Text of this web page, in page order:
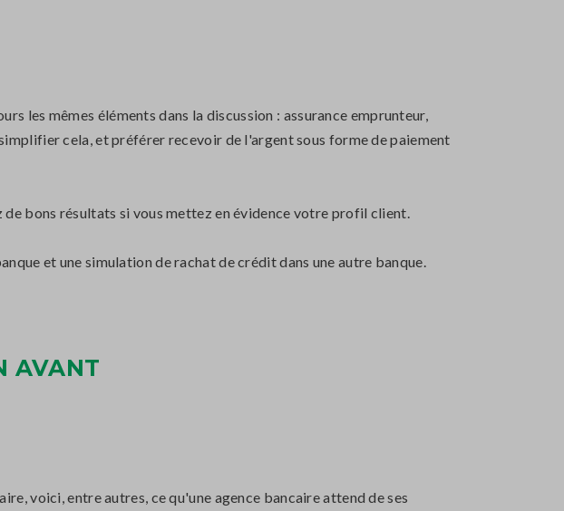
les mêmes éléments dans la discussion : assurance emprunteur,
cela, et préférer recevoir de l'argent sous forme de paiement
bons résultats si vous mettez en évidence votre profil client.
et une simulation de rachat de crédit dans une autre banque.
AVANT
voici, entre autres, ce qu'une agence bancaire attend de ses